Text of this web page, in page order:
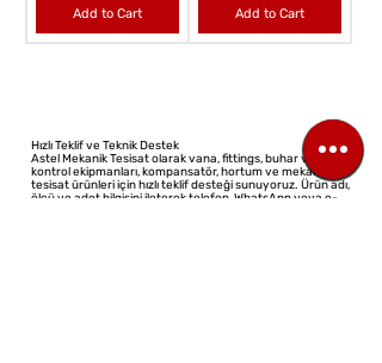
Add to Cart Add to Cart
Hızlı Teklif ve Teknik Destek
Astel Mekanik Tesisat olarak vana, fittings, buhar ve akış
kontrol ekipmanları, kompansatör, hortum ve mekanik
tesisat ürünleri için hızlı teklif desteği sunuyoruz. Ürün adı,
ölçü ve adet bilgisini ileterek telefon, WhatsApp veya e-